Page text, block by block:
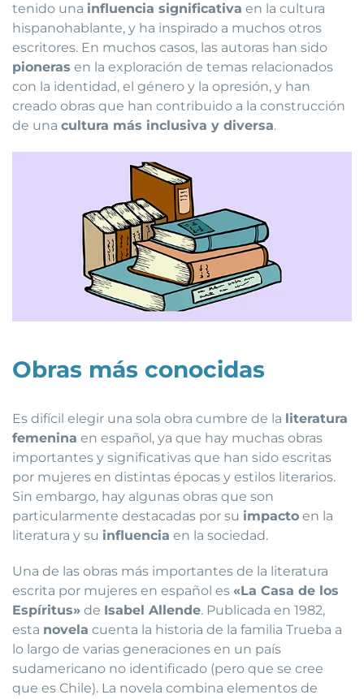
tenido una influencia significativa en la cultura
hispanohablante, y ha inspirado a muchos otros
escritores. En muchos casos, las autoras han sido
pioneras en la exploración de temas relacionados
con la identidad, el género y la opresión, y han
creado obras que han contribuido a la construcción
de una cultura más inclusiva y diversa.
Obras más conocidas
Es difícil elegir una sola obra cumbre de la literatura
femenina en español, ya que hay muchas obras
importantes y significativas que han sido escritas
por mujeres en distintas épocas y estilos literarios.
Sin embargo, hay algunas obras que son
particularmente destacadas por su impacto en la
literatura y su influencia en la sociedad.
Una de las obras más importantes de la literatura
escrita por mujeres en español es «La Casa de los
Espíritus» de Isabel Allende. Publicada en 1982,
esta novela cuenta la historia de la familia Trueba a
lo largo de varias generaciones en un país
sudamericano no identificado (pero que se cree
que es Chile). La novela combina elementos de